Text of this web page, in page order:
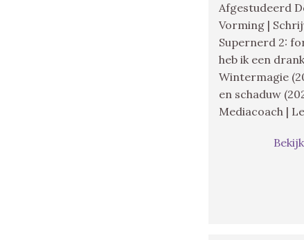
Afgestudeerd
Vorming |
Supernerd 2:
heb ik een
Wintermagie
en schaduw
Mediacoach |